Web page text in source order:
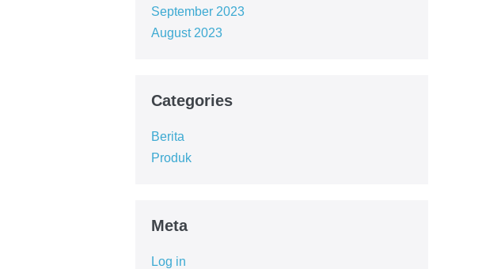
September 2023
August 2023
Categories
Berita
Produk
Meta
Log in